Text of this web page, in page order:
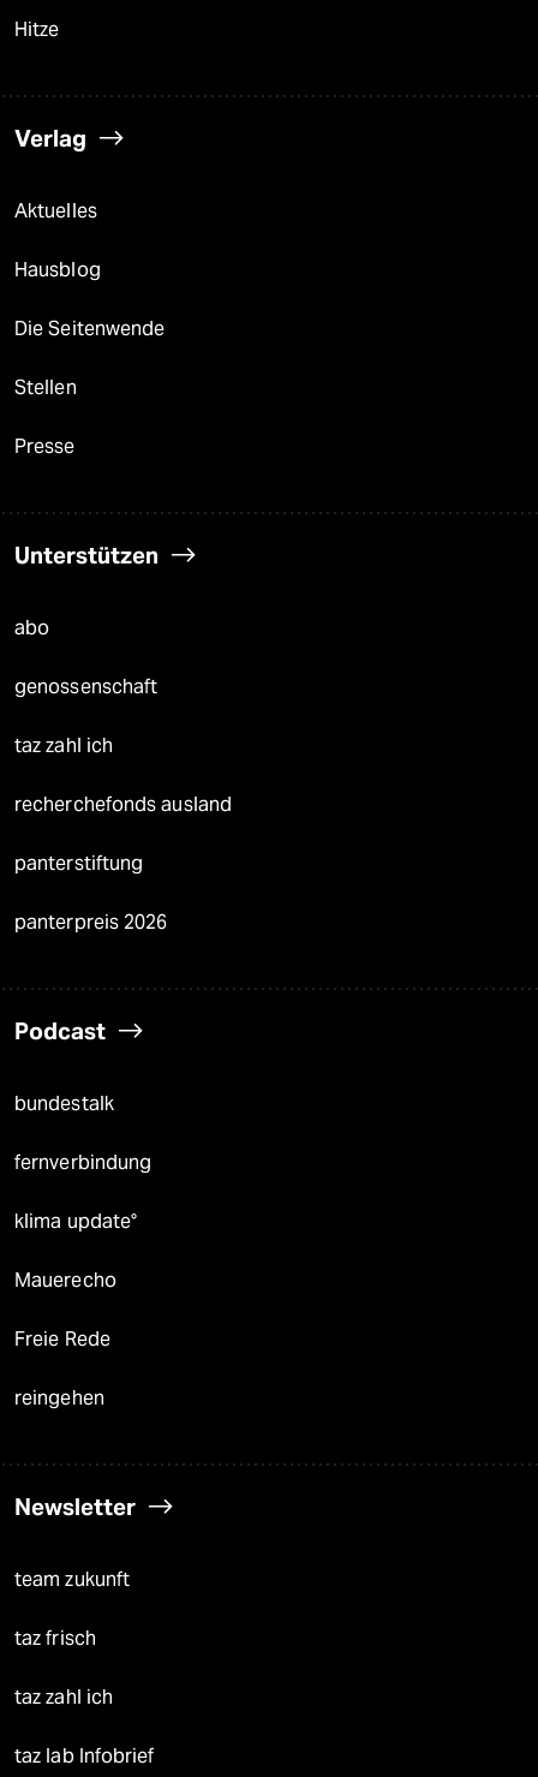
Hitze
Verlag
Aktuelles
Hausblog
Die Seitenwende
Stellen
Presse
Unterstützen
abo
genossenschaft
taz zahl ich
recherchefonds ausland
panterstiftung
panterpreis 2026
Podcast
bundestalk
fernverbindung
klima update°
Mauerecho
Freie Rede
reingehen
Newsletter
team zukunft
taz frisch
taz zahl ich
taz lab Infobrief